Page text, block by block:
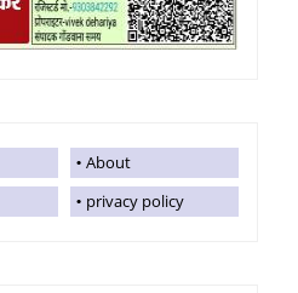
About
privacy policy